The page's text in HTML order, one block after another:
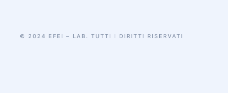
© 2024 EFEI – LAB. TUTTI I DIRITTI RISERVATI